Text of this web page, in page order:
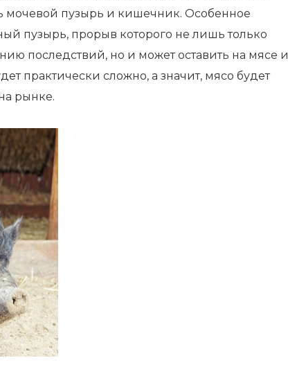
мочевой пузырь и кишечник. Особенное
пузырь, прорыв которого не лишь только
последствий, но и может оставить на мясе и
практически сложно, а значит, мясо будет
рынке.